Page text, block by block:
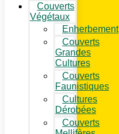
Couverts
Végétaux
Enherbement
Couverts
Grandes
Cultures
Couverts
Faunistiques
Cultures
Dérobées
Couverts